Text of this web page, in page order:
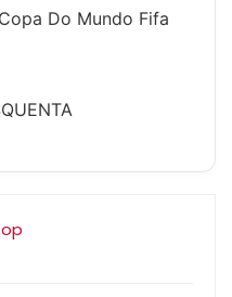
Do Mundo Fifa